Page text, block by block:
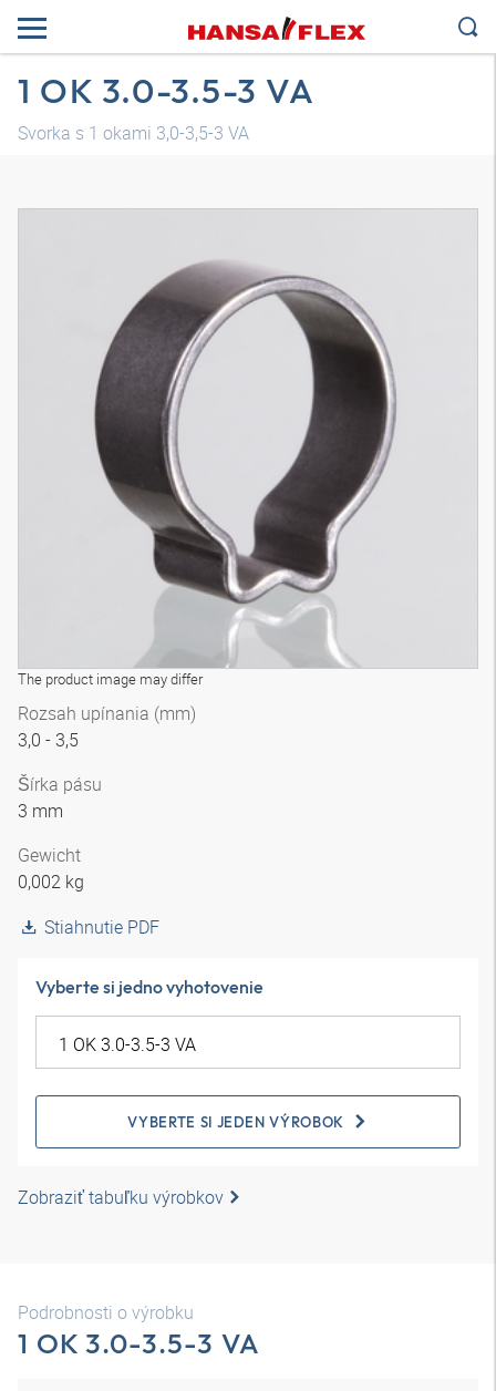
1 OK 3.0-3.5-3 VA
Svorka s 1 okami 3,0-3,5-3 VA
The product image may differ
Rozsah upínania (mm)
3,0 - 3,5
Šírka pásu
3 mm
Gewicht
0,002 kg
Stiahnutie PDF
Vyberte si jedno vyhotovenie
VYBERTE SI JEDEN VÝROBOK
Zobraziť tabuľku výrobkov
Podrobnosti o výrobku
1 OK 3.0-3.5-3 VA